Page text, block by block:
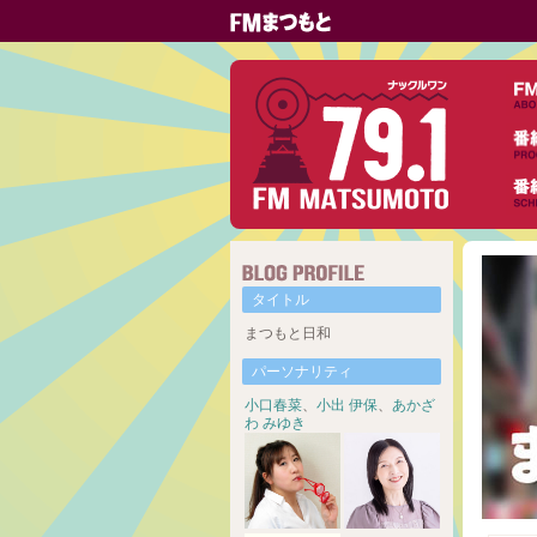
タイトル
まつもと日和
パーソナリティ
小口春菜、 小出 伊保、 あかざ
わ みゆき